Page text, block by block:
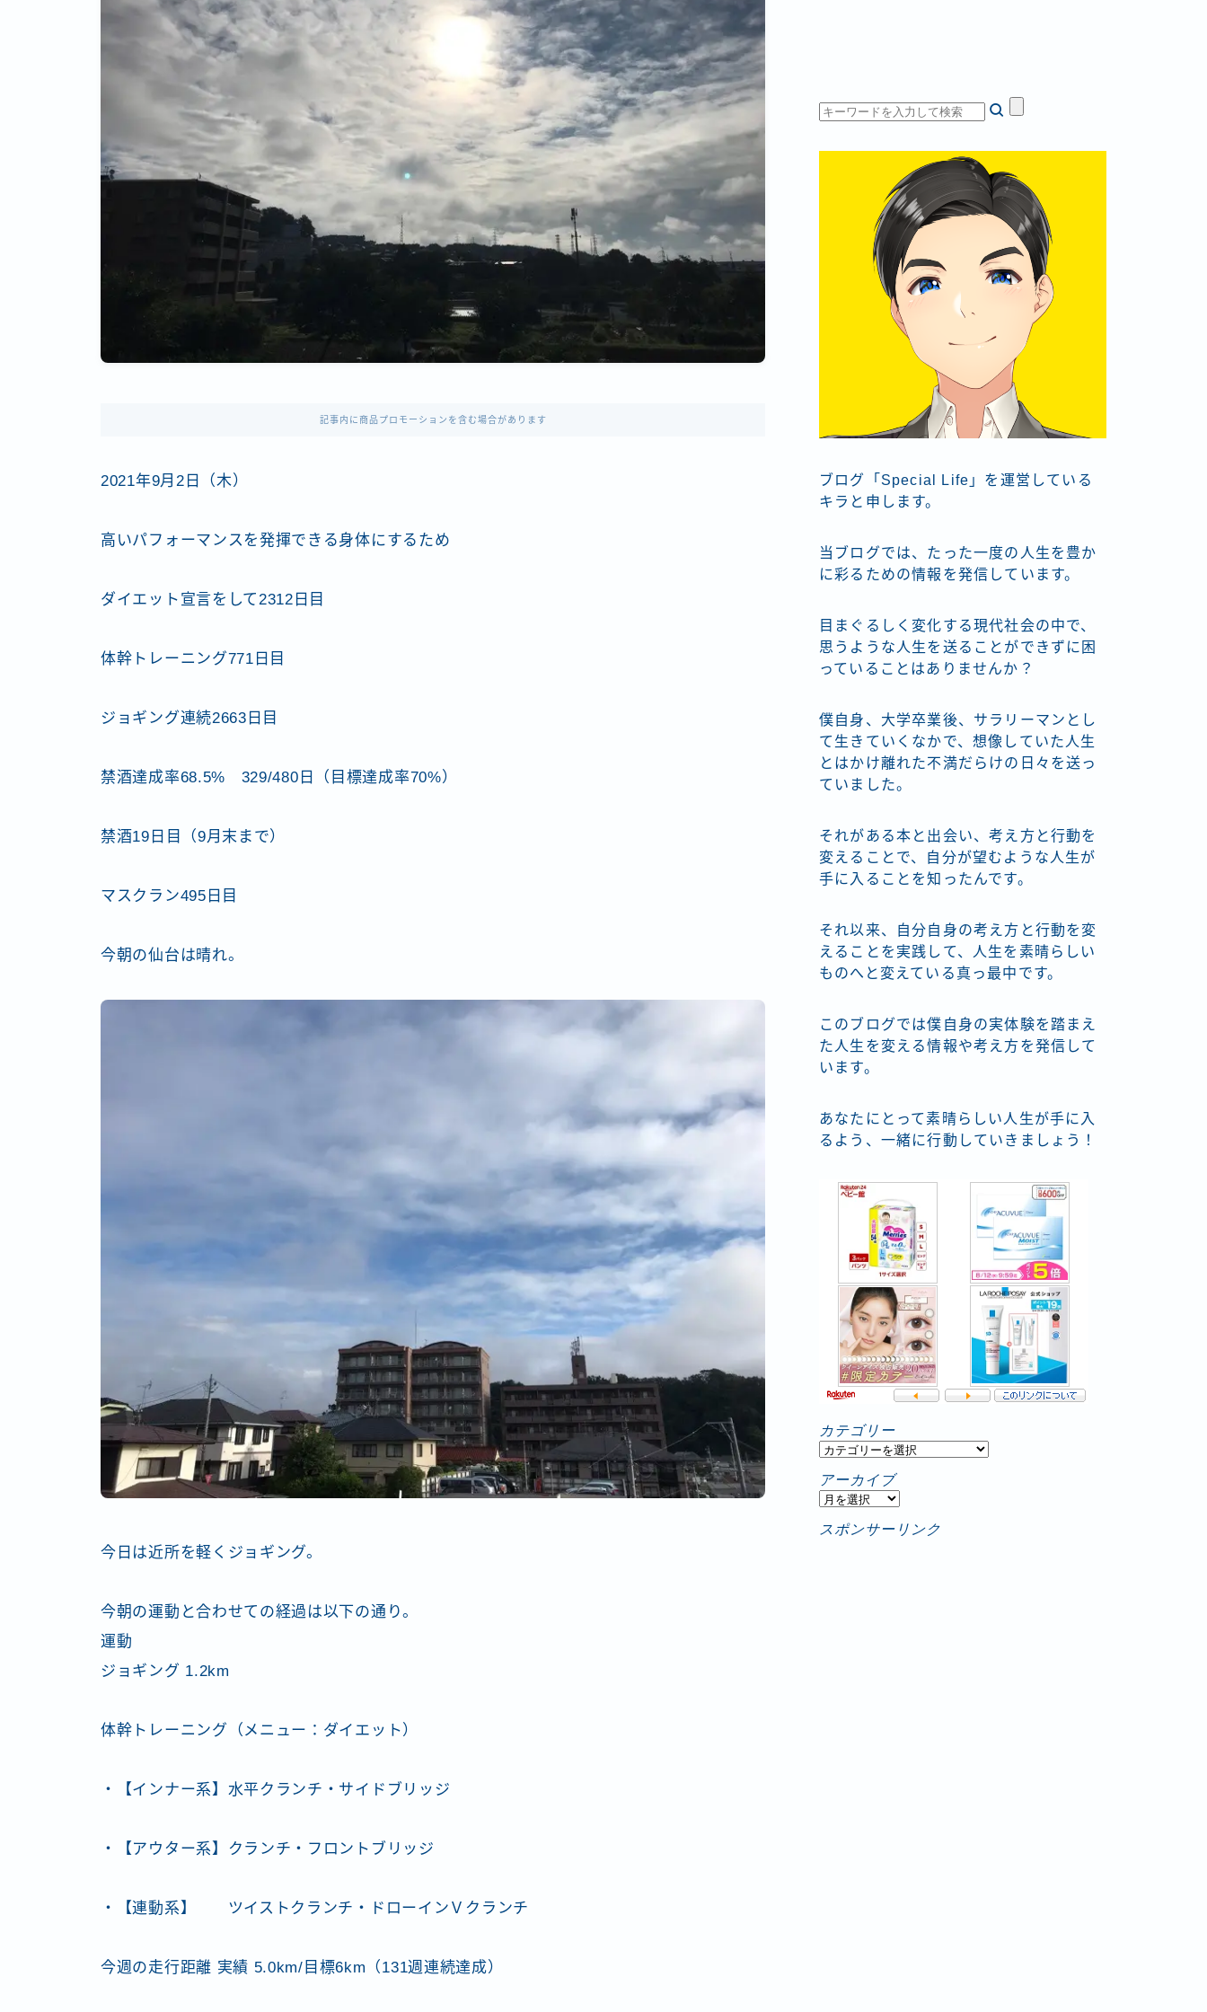
記事内に商品プロモーションを含む場合があります
2021年9月2日（木）
高いパフォーマンスを発揮できる身体にするため
ダイエット宣言をして2312日目
体幹トレーニング771日目
ジョギング連続2663日目
禁酒達成率68.5% 329/480日（目標達成率70%）
禁酒19日目（9月末まで）
マスクラン495日目
今朝の仙台は晴れ。
今日は近所を軽くジョギング。
今朝の運動と合わせての経過は以下の通り。
運動
ジョギング 1.2km
体幹トレーニング（メニュー：ダイエット）
・【インナー系】水平クランチ・サイドブリッジ
・【アウター系】クランチ・フロントブリッジ
・【連動系】 ツイストクランチ・ドローインＶクランチ
今週の走行距離 実績 5.0km/目標6km（131週連続達成）
ブログ「Special Life」を運営している
キラと申します。
当ブログでは、たった一度の人生を豊か
に彩るための情報を発信しています。
目まぐるしく変化する現代社会の中で、
思うような人生を送ることができずに困
っていることはありませんか？
僕自身、大学卒業後、サラリーマンとし
て生きていくなかで、想像していた人生
とはかけ離れた不満だらけの日々を送っ
ていました。
それがある本と出会い、考え方と行動を
変えることで、自分が望むような人生が
手に入ることを知ったんです。
それ以来、自分自身の考え方と行動を変
えることを実践して、人生を素晴らしい
ものへと変えている真っ最中です。
このブログでは僕自身の実体験を踏まえ
た人生を変える情報や考え方を発信して
います。
あなたにとって素晴らしい人生が手に入
るよう、一緒に行動していきましょう！
カテゴリー
カ
テ
ゴ
ー
アーカイブ
ア
ー
スポンサーリンク